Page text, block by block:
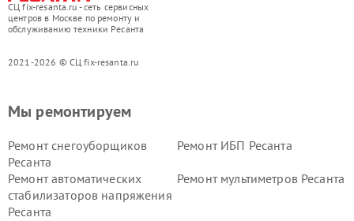
СЦ fix-resanta.ru - сеть сервисных
центров в Москве по ремонту и
обслуживанию техники Ресанта
2021-2026 © СЦ fix-resanta.ru
Мы ремонтируем
Ремонт снегоуборщиков
Ресанта
Ремонт ИБП Ресанта
Ремонт автоматических
стабилизаторов напряжения
Ресанта
Ремонт мультиметров Ресанта